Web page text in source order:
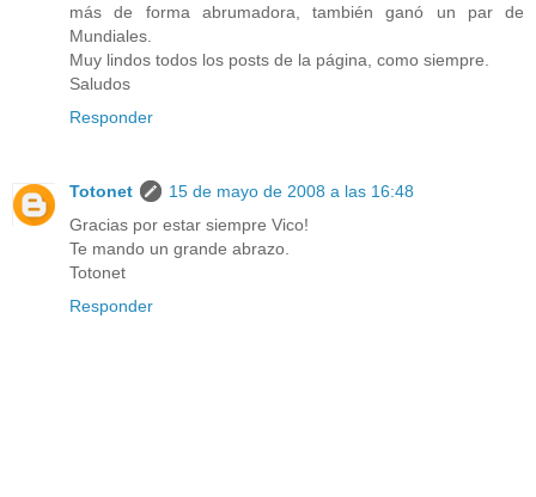
más de forma abrumadora, también ganó un par de
Mundiales.
Muy lindos todos los posts de la página, como siempre.
Saludos
Responder
Totonet
15 de mayo de 2008 a las 16:48
Gracias por estar siempre Vico!
Te mando un grande abrazo.
Totonet
Responder